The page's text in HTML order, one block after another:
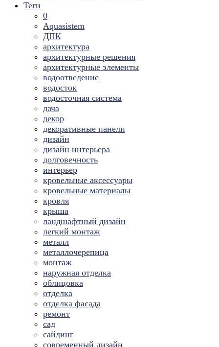
Теги
0
Aquasistem
ДПК
архитектура
архитектурные решения
архитектурные элементы
водоотведение
водосток
водосточная система
дача
декор
декоративные панели
дизайн
дизайн интерьера
долговечность
интерьер
кровельные аксессуары
кровельные материалы
кровля
крыша
ландшафтный дизайн
легкий монтаж
металл
металлочерепица
монтаж
наружная отделка
облицовка
отделка
отделка фасада
ремонт
сад
сайдинг
современный дизайн